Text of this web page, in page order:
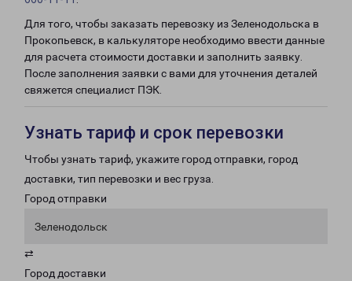
Для того, чтобы заказать перевозку из Зеленодольска в
Прокопьевск, в калькуляторе необходимо ввести данные
для расчета стоимости доставки и заполнить заявку.
После заполнения заявки с вами для уточнения деталей
свяжется специалист ПЭК.
Узнать тариф и срок перевозки
Чтобы узнать тариф, укажите город отправки, город
доставки, тип перевозки и вес груза.
Город отправки
Зеленодольск
⇄
Город доставки